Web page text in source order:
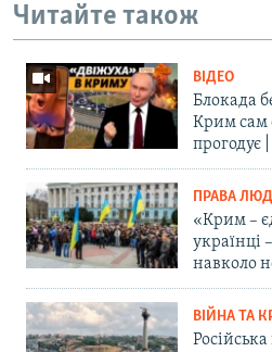
Читайте також
ВІДЕО
Блокада
Крим сам
прогодує
ПРАВА
«Крим –
українці
навколо
ВІЙНА ТА